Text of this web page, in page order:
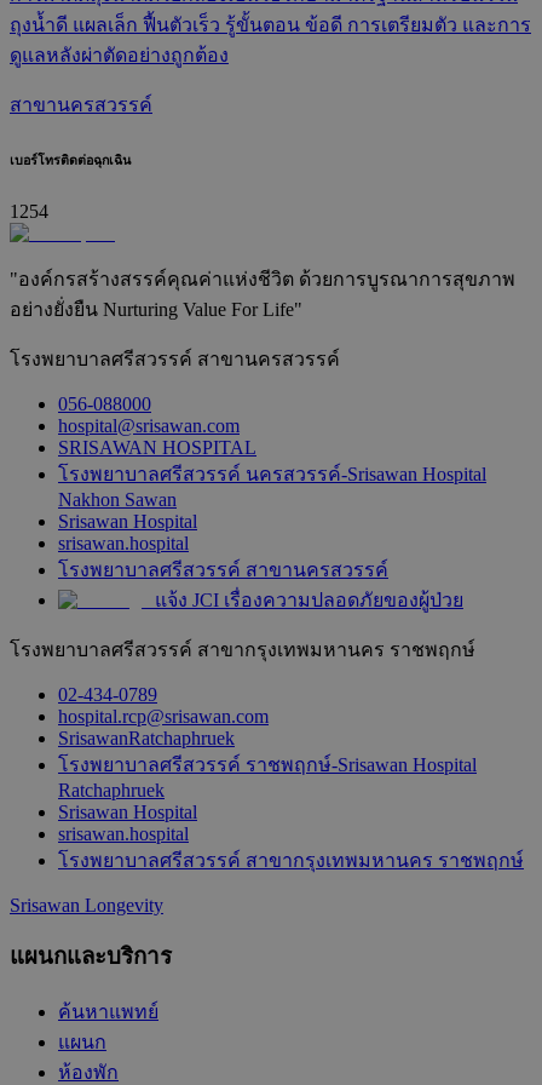
ถุงน้ำดี แผลเล็ก ฟื้นตัวเร็ว รู้ขั้นตอน ข้อดี การเตรียมตัว และการ
ดูแลหลังผ่าตัดอย่างถูกต้อง
สาขานครสวรรค์
เบอร์โทรติดต่อฉุกเฉิน
1254
"องค์กรสร้างสรรค์คุณค่าแห่งชีวิต ด้วยการบูรณาการสุขภาพ
อย่างยั่งยืน Nurturing Value For Life"
โรงพยาบาลศรีสวรรค์ สาขานครสวรรค์
056-088000
hospital@srisawan.com
SRISAWAN HOSPITAL
โรงพยาบาลศรีสวรรค์ นครสวรรค์-Srisawan Hospital
Nakhon Sawan
Srisawan Hospital
srisawan.hospital
โรงพยาบาลศรีสวรรค์ สาขานครสวรรค์
แจ้ง JCI เรื่องความปลอดภัยของผู้ป่วย
โรงพยาบาลศรีสวรรค์ สาขากรุงเทพมหานคร ราชพฤกษ์
02-434-0789
hospital.rcp@srisawan.com
SrisawanRatchaphruek
โรงพยาบาลศรีสวรรค์ ราชพฤกษ์-Srisawan Hospital
Ratchaphruek
Srisawan Hospital
srisawan.hospital
โรงพยาบาลศรีสวรรค์ สาขากรุงเทพมหานคร ราชพฤกษ์
Srisawan Longevity
แผนกและบริการ
ค้นหาแพทย์
แผนก
ห้องพัก